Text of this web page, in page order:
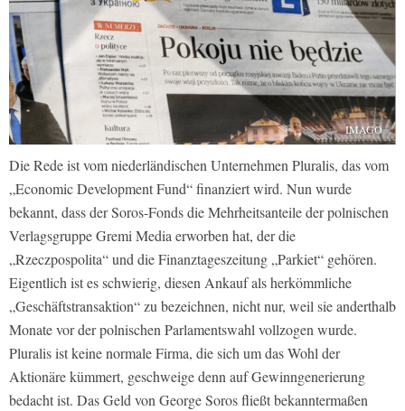
IMAGO
Die Rede ist vom niederländischen Unternehmen Pluralis, das vom
„Economic Development Fund“ finanziert wird. Nun wurde
bekannt, dass der Soros-Fonds die Mehrheitsanteile der polnischen
Verlagsgruppe Gremi Media erworben hat, der die
„Rzeczpospolita“ und die Finanztageszeitung „Parkiet“ gehören.
Eigentlich ist es schwierig, diesen Ankauf als herkömmliche
„Geschäftstransaktion“ zu bezeichnen, nicht nur, weil sie anderthalb
Monate vor der polnischen Parlamentswahl vollzogen wurde.
Pluralis ist keine normale Firma, die sich um das Wohl der
Aktionäre kümmert, geschweige denn auf Gewinngenerierung
bedacht ist. Das Geld von George Soros fließt bekanntermaßen